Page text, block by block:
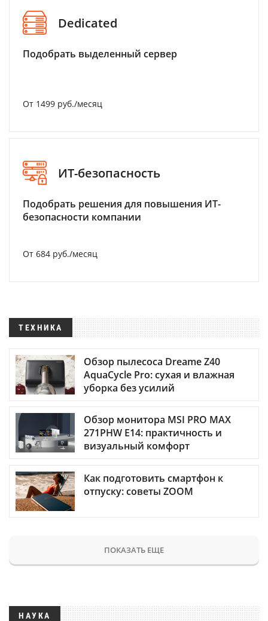
Dedicated
Подобрать выделенный сервер
От 1499 руб./месяц
ИТ-безопасность
Подобрать решения для повышения ИТ-
безопасности компании
От 684 руб./месяц
ТЕХНИКА
Обзор пылесоса Dreame Z40
AquaCycle Pro: сухая и влажная
уборка без усилий
Обзор монитора MSI PRO MAX
271PHW E14: практичность и
визуальный комфорт
Как подготовить смартфон к
отпуску: советы ZOOM
ПОКАЗАТЬ ЕЩЕ
НАУКА